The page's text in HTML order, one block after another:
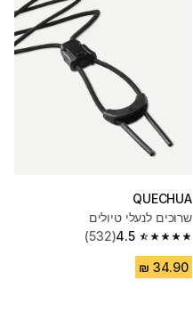
QUECHUA
שרוכים לנעלי טיולים
4.5
4.5 out of 5 stars from 532 reviews
(532)